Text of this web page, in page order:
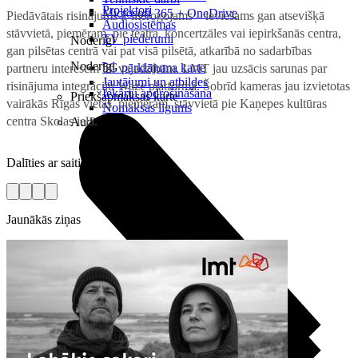
Microsoft 365 + OneDrive
Noderīgi
5G pārklājuma karte
Jautājumi un atbildes
Priekšapmaksas karte
Projektori
Audiosistēmas
TV piederumi
Noderīgi
Iekārtu apdrošināšana
Nomaksas līgums
Audio
Piedāvātais risinājums ir mērogojams – ieviešams gan atsevišķā
stāvvietā, piemēram, pie teātra, koncertzāles vai iepirkšanās centra,
gan pilsētas centrā vai pat visā pilsētā, atkarībā no sadarbības
partneru interesēm un vajadzībām. LMT jau uzsācis sarunas par
risinājuma integrāciju Waze platformā. Šobrīd kameras jau izvietotas
vairākās Rīgas vietās, piemēram, stāvvietā pie Kaņepes kultūras
centra Skolas ielā.
Dalīties ar saiti
Jaunākās ziņas